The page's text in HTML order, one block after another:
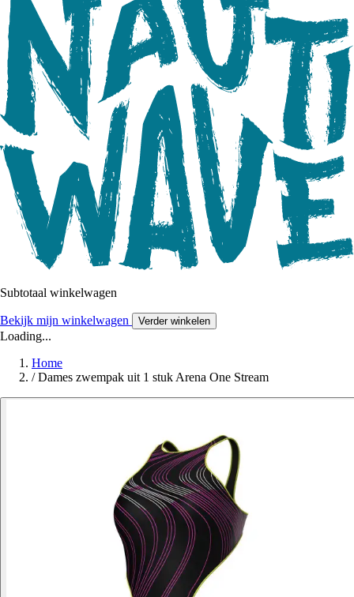
Subtotaal winkelwagen
Bekijk mijn winkelwagen Verder winkelen
Loading...
Home
/ Dames zwempak uit 1 stuk Arena One Stream